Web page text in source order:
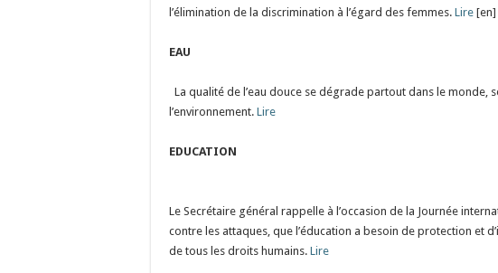
l’élimination de la discrimination à l’égard des femmes. Lire [en]
EAU
La qualité de l’eau douce se dégrade partout dans le monde,
l’environnement. Lire
EDUCATION
Le Secrétaire général rappelle à l’occasion de la Journée
contre les attaques, que l’éducation a besoin de protection et
de tous les droits humains. Lire